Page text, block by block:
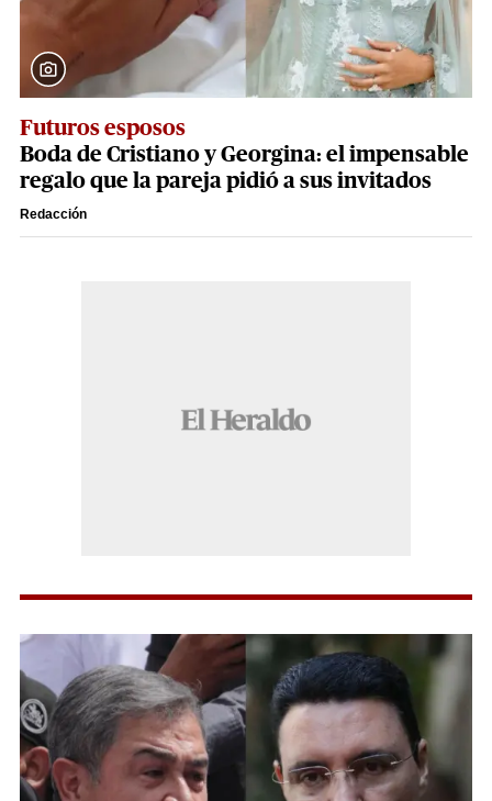
Futuros esposos
Boda de Cristiano y Georgina: el impensable
regalo que la pareja pidió a sus invitados
Redacción